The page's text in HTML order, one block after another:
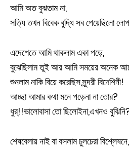
আমি অত বুঝতাম না,
সত্যি তখন বিবেক বুদ্ধি সব পেয়েছিলো
এদেশেতে আমি থাকলাম একা পড়ে,
বুঝেছিলাম তুই আর আমি সময়ের অনেক
শুনলাম নাকি বিয়ে করেছিস,সুন্দরী বিদেশিনী!
আচ্ছা আমার কথা মনে পড়েনা না তোর?
ধুর্!!ভালোবাসা তো ছিলোইনা,এখনও
শেষবেলায় নাই বা বসলাম চুলচেরা বিশ্লেষনে,